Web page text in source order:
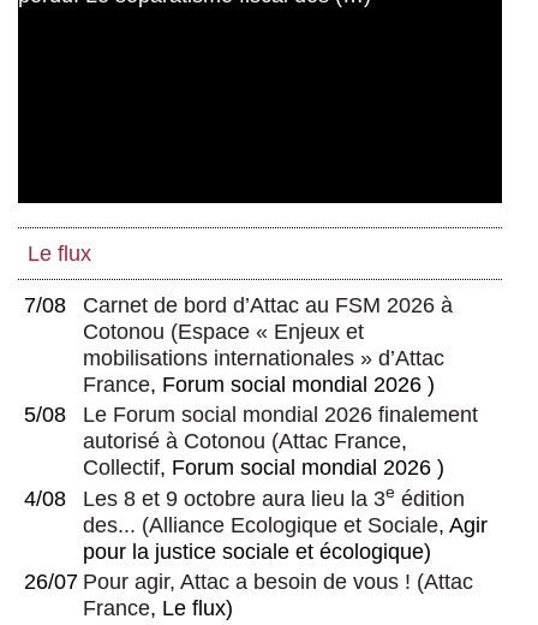
Le flux
7/08
Carnet de bord d’Attac au FSM 2026 à
Cotonou (Espace « Enjeux et
mobilisations internationales » d’Attac
France, Forum social mondial 2026 )
5/08
Le Forum social mondial 2026 finalement
autorisé à Cotonou (Attac France,
Collectif, Forum social mondial 2026 )
4/08
Les 8 et 9 octobre aura lieu la 3e édition
des... (Alliance Ecologique et Sociale, Agir
pour la justice sociale et écologique)
26/07 Pour agir, Attac a besoin de vous ! (Attac
France, Le flux)